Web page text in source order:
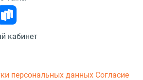
кабинет
персональных данных Согласие